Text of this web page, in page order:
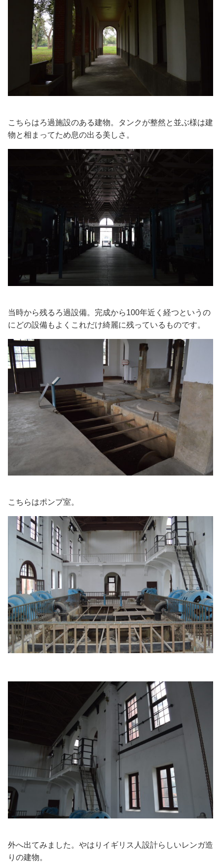
こちらはろ過施設のある建物。タンクが整然と並ぶ様は建
物と相まってため息の出る美しさ。
当時から残るろ過設備。完成から100年近く経つというの
にどの設備もよくこれだけ綺麗に残っているものです。
こちらはポンプ室。
外へ出てみました。やはりイギリス人設計らしいレンガ造
りの建物。